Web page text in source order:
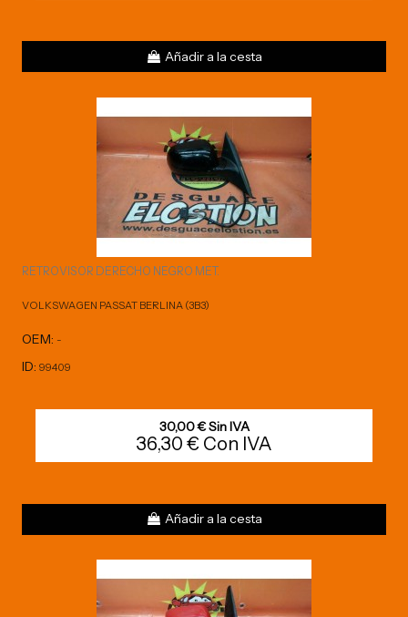
Añadir a la cesta
RETROVISOR DERECHO NEGRO MET.
VOLKSWAGEN PASSAT BERLINA (3B3)
OEM: -
ID: 99409
30,00 € Sin IVA
36,30 € Con IVA
Añadir a la cesta